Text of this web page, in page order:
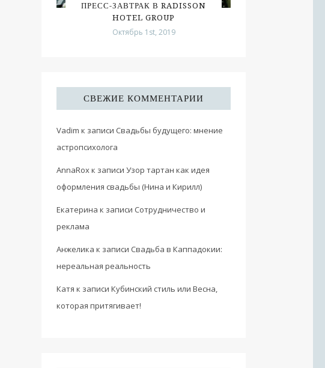
ПРЕСС-ЗАВТРАК В RADISSON
HOTEL GROUP
Октябрь 1st, 2019
СВЕЖИЕ КОММЕНТАРИИ
Vadim к записи Свадьбы будущего: мнение
астропсихолога
AnnaRoxк записи Узор тартан как идея
оформления свадьбы (Нина и Кирилл)
Екатерина к записи Сотрудничество и
реклама
Анжелика к записи Свадьба в Каппадокии:
нереальная реальность
Катя к записи Кубинский стиль или Весна,
которая притягивает!